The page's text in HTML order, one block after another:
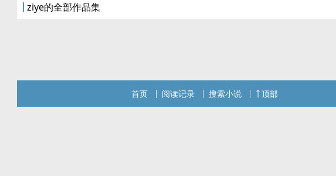
ziye的全部作品集
首页 阅读记录 搜索小说 顶部